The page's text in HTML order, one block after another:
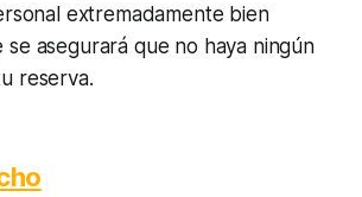
extremadamente bien
se asegurará que no haya ningún
reserva.